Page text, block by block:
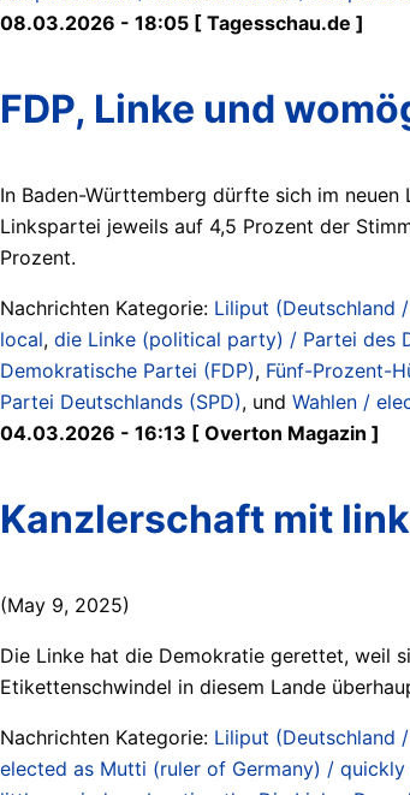
08.03.2026 - 18:05 [ Tagesschau.de ]
FDP, Linke und
In Baden-Württemberg dürfte sich im neuen
Linkspartei jeweils auf 4,5 Prozent der
Prozent.
Nachrichten Kategorie: Liliput (Deutschland
local, die Linke (political party) / Partei des
Demokratische Partei (FDP), Fünf-Prozent-
Partei Deutschlands (SPD), und Wahlen /
04.03.2026 - 16:13 [ Overton Magazin ]
Kanzlerschaft mit
(May 9, 2025)
Die Linke hat die Demokratie gerettet, weil
Etikettenschwindel in diesem Lande
Nachrichten Kategorie: Liliput (Deutschland
elected as Mutti (ruler of Germany) /